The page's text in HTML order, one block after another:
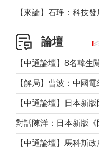
論壇